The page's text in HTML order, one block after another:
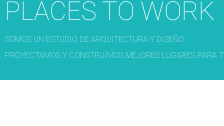
PLACES TO WORK
SOMOS UN ESTUDIO DE ARQUITECTURA Y DISEÑO.
PROYECTAMOS Y CONSTRUÍMOS MEJORES LUGARES PARA